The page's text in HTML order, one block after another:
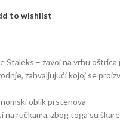
to wishlist
Staleks – zavoj na vrhu
zahvaljujući kojoj se
oblik prstenova
na ručkama, zbog toga su